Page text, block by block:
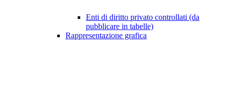
Enti di diritto privato controllati (da
pubblicare in tabelle)
Rappresentazione grafica